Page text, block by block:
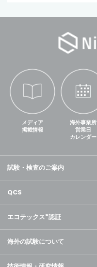
メディア
掲載情報
海外事業所
営業日
カレンダー
試験・検査のご案内
QCS
エコテックス®認証
海外の試験について